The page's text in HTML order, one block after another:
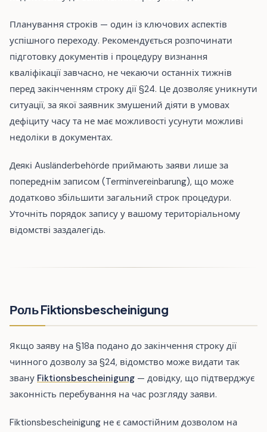
Планування строків — один із ключових аспектів
успішного переходу. Рекомендується розпочинати
підготовку документів і процедуру визнання
кваліфікації завчасно, не чекаючи останніх тижнів
перед закінченням строку дії §24. Це дозволяє уникнути
ситуації, за якої заявник змушений діяти в умовах
дефіциту часу та не має можливості усунути можливі
недоліки в документах.
Деякі Ausländerbehörde приймають заяви лише за
попереднім записом (Terminvereinbarung), що може
додатково збільшити загальний строк процедури.
Уточніть порядок запису у вашому територіальному
відомстві заздалегідь.
Роль Fiktionsbescheinigung
Якщо заяву на §18a подано до закінчення строку дії
чинного дозволу за §24, відомство може видати так
звану Fiktionsbescheinigung — довідку, що підтверджує
законність перебування на час розгляду заяви.
Fiktionsbescheinigung не є самостійним дозволом на